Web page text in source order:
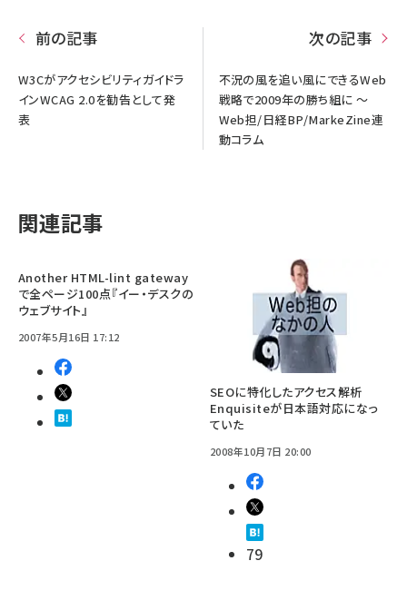
前の記事
W3Cがアクセシビリティガイドラ
インWCAG 2.0を勧告として発
表
次の記事
不況の風を追い風にできるWeb
戦略で2009年の勝ち組に ～
Web担/日経BP/MarkeZine連
動コラム
関連記事
Another HTML-lint gateway
で全ページ100点『イー・デスクの
ウェブサイト』
2007年5月16日 17:12
SEOに特化したアクセス解析
Enquisiteが日本語対応になっ
ていた
2008年10月7日 20:00
79